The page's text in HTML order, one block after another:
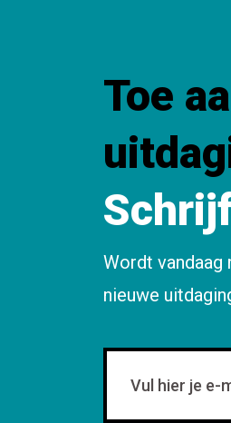
Toe
Wordt vandaag
nieuwe